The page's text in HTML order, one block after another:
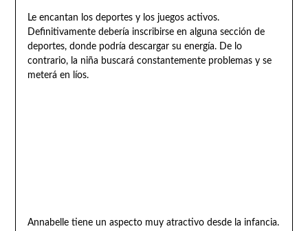
Le encantan los deportes y los juegos activos.
Definitivamente debería inscribirse en alguna sección de
deportes, donde podría descargar su energía. De lo
contrario, la niña buscará constantemente problemas y se
meterá en líos.
Annabelle tiene un aspecto muy atractivo desde la infancia.